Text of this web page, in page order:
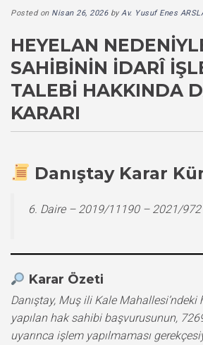
Posted on Nisan 26, 2026byAv. Yusuf Enes
HEYELAN
SAHIBININ İDARÎ
TALEBI HAKKINDA
KARARI
Danıştay Karar
6. Daire – 2019/11190 – 2021/
Karar Özeti
Danıştay, Muş ili Kale Mahallesi’ndeki
yapılan hak sahibi başvurusunun,
uyarınca işlem yapılmaması